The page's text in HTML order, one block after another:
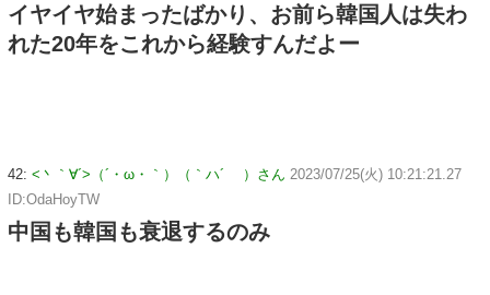
イヤイヤ始まったばかり、お前ら韓国人は失わ
れた20年をこれから経験すんだよー
42: <丶｀∀´>（´・ω・｀）（｀ハ´ ）さん 2023/07/25(火) 10:21:21.27
ID:OdaHoyTW
中国も韓国も衰退するのみ